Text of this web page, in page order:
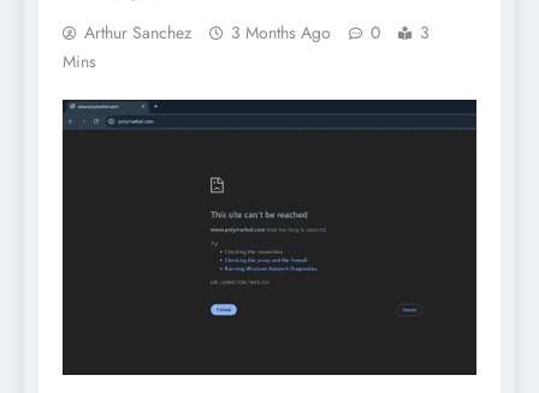
Arthur Sanchez 3 Months Ago 0
3
Mins